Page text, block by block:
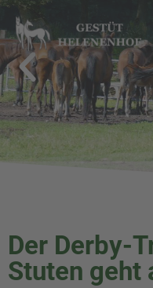
Zum
Inhalt
springen
Der Derby-
Stuten geht